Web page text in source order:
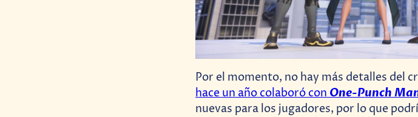
Por el momento, no hay más detalles del
hace un año colaboró conOne-Punch
nuevas para los jugadores, por lo que